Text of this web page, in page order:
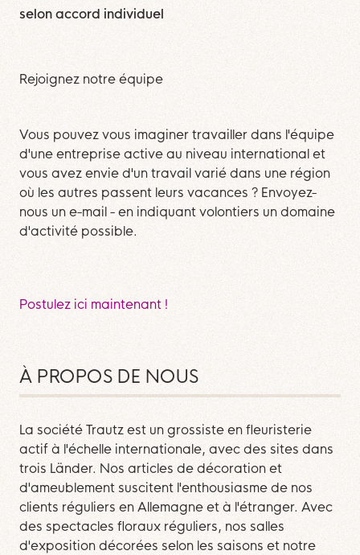
selon accord individuel
Rejoignez notre équipe
Vous pouvez vous imaginer travailler dans l'équipe
d'une entreprise active au niveau international et
vous avez envie d'un travail varié dans une région
où les autres passent leurs vacances ? Envoyez-
nous un e-mail - en indiquant volontiers un domaine
d'activité possible.
Postulez ici maintenant !
À PROPOS DE NOUS
La société Trautz est un grossiste en fleuristerie
actif à l'échelle internationale, avec des sites dans
trois Länder. Nos articles de décoration et
d'ameublement suscitent l'enthousiasme de nos
clients réguliers en Allemagne et à l'étranger. Avec
des spectacles floraux réguliers, nos salles
d'exposition décorées selon les saisons et notre